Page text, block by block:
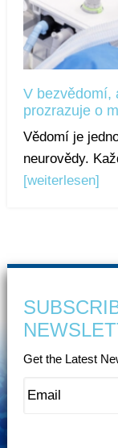
V bezvědomí,
prozrazuje o
Vědomí je
neurovědy.
[weiterlesen]
Get the Latest